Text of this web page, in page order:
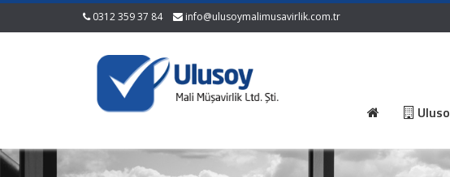
0312 359 37 84 info@ulusoymalimusavirlik.com.tr